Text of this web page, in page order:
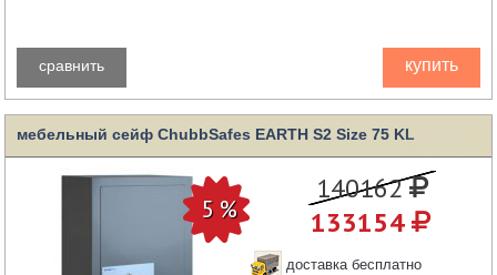
купить
сравнить
мебельный сейф ChubbSafes EARTH S2 Size 75 KL
140162
133154
доставка бесплатно